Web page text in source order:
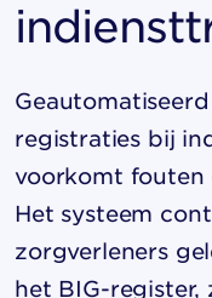
registraties bij
voorkomt fouten
Het systeem
zorgverleners
het BIG-